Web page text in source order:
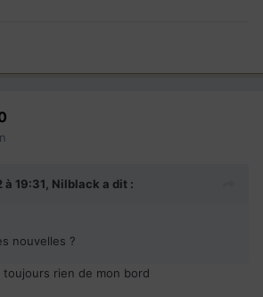
19:31, Nilblack a dit :
nouvelles ?
rien de mon bord